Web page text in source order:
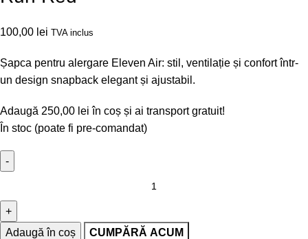
100,00 lei TVA inclus
Șapca pentru alergare Eleven Air: stil, ventilație și confort într-
un design snapback elegant și ajustabil.
Adaugă 250,00 lei în coș și ai transport gratuit!
În stoc (poate fi pre-comandat)
Adaugă în coș
CUMPĂRĂ ACUM